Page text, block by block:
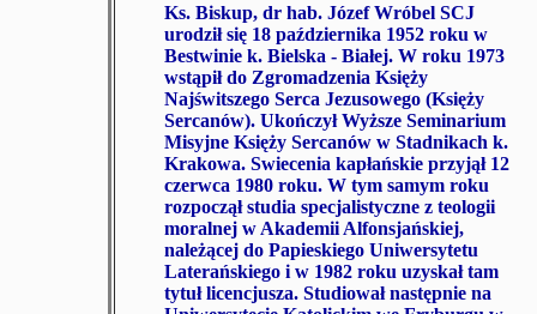
Ks. Biskup, dr hab. Józef Wróbel SCJ
urodził się 18 października 1952 roku w
Bestwinie k. Bielska - Białej. W roku 1973
wstąpił do Zgromadzenia Księży
Najświtszego Serca Jezusowego (Księży
Sercanów). Ukończył Wyższe Seminarium
Misyjne Księży Sercanów w Stadnikach k.
Krakowa. Swiecenia kapłańskie przyjął 12
czerwca 1980 roku. W tym samym roku
rozpoczął studia specjalistyczne z teologii
moralnej w Akademii Alfonsjańskiej,
należącej do Papieskiego Uniwersytetu
Laterańskiego i w 1982 roku uzyskał tam
tytuł licencjusza. Studiował następnie na